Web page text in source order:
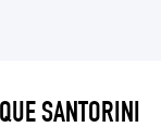
SANTORINI